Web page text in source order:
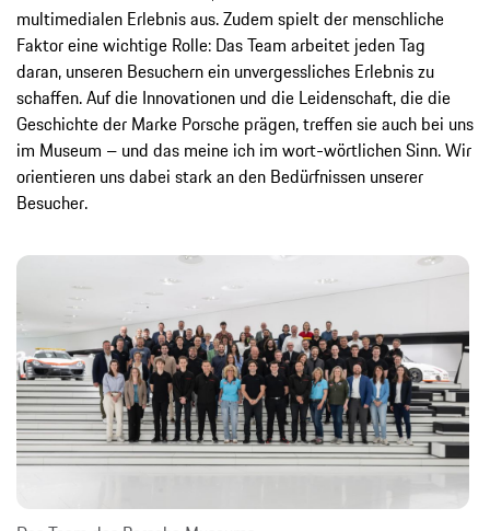
multimedialen Erlebnis aus. Zudem spielt der menschliche
Faktor eine wichtige Rolle: Das Team arbeitet jeden Tag
daran, unseren Besuchern ein unvergessliches Erlebnis zu
schaffen. Auf die Innovationen und die Leidenschaft, die die
Geschichte der Marke Porsche prägen, treffen sie auch bei uns
im Museum – und das meine ich im wort-wörtlichen Sinn. Wir
orientieren uns dabei stark an den Bedürfnissen unserer
Besucher.